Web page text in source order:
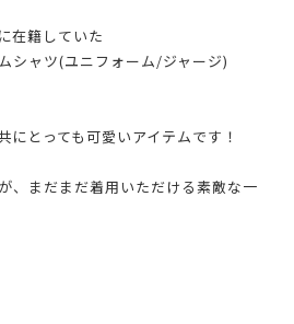
在籍していた
シャツ(ユニフォーム/ジャージ)
にとっても可愛いアイテムです！
、まだまだ着用いただける素敵な一